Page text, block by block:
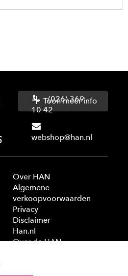
(026) 369
10 42
webshop@han.nl
Toon meer info
Over HAN
Algemene
verkoopvoorwaarden
Privacy
Disclaimer
Han.nl
Over de HAN